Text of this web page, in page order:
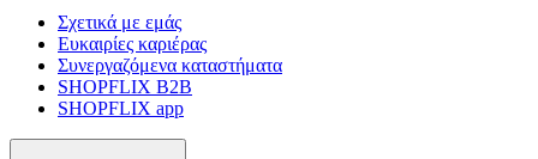
Σχετικά με εμάς
Ευκαιρίες καριέρας
Συνεργαζόμενα καταστήματα
SHOPFLIX B2B
SHOPFLIX app